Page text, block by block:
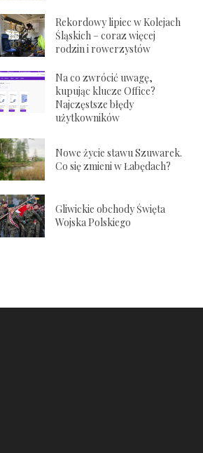
Rekordowy lipiec w Kolejach
Śląskich – coraz więcej
rodzin i rowerzystów
Na co zwrócić uwagę,
kupując klucze Office?
Najczęstsze błędy
użytkowników
Nowe życie stawu Szuwarek.
Co się zmieni w Łabędach?
Gliwickie obchody Święta
Wojska Polskiego